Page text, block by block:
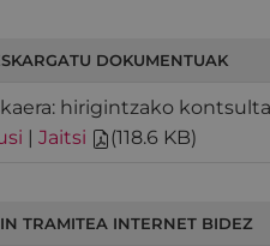
DOKUMENTUAK
hirigintzako
| Jaitsi (118.6 KB)
TRAMITEA INTERNET BIDEZ